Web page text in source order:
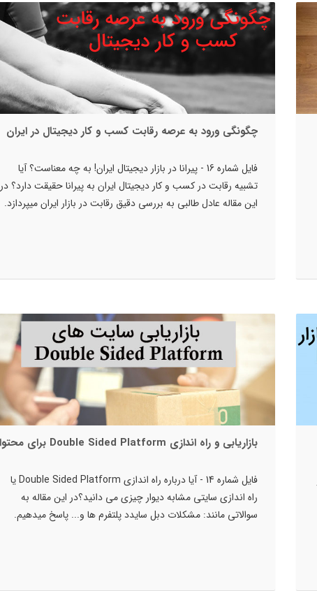
چگونگی ورود به عرصه رقابت کسب و کار دیجیتال در ایران
فایل شماره 16 - پیرانا در بازار دیجیتال ایران! به چه معناست؟ آیا
تشبیه رقابت در کسب و کار دیجیتال ایران به پیرانا حقیقت دارد؟ در
این مقاله عادل طالبی به بررسی دقیق رقابت در بازار ایران میپردازد.
بازاریابی و راه اندازی Double Sided Platform برای محتوا
فایل شماره 14 - آیا درباره راه اندازی Double Sided Platform یا
راه اندازی سایتی مشابه دیوار چیزی می دانید؟در این مقاله به
سوالاتی مانند: مشکلات دبل سایدد پلتفرم ها و... پاسخ میدهیم.